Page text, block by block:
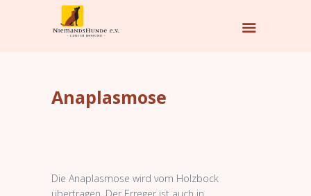
Anaplasmose
Die Anaplasmose wird vom Holzbock